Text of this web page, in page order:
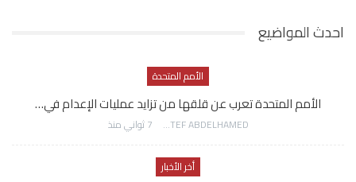
احدث المواضيع
الأمم المتحدة
الأمم المتحدة تعرب عن قلقها من تزايد عمليات الإعدام في…
AWATEF ABDELHAMED 7 ثواني منذ
أخر الأخبار